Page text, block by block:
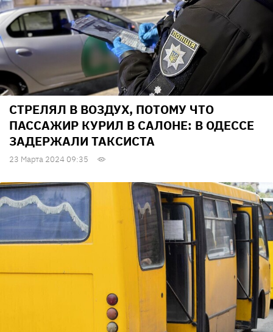
СТРЕЛЯЛ В ВОЗДУХ, ПОТОМУ ЧТО
ПАССАЖИР КУРИЛ В САЛОНЕ: В ОДЕССЕ
ЗАДЕРЖАЛИ ТАКСИСТА
23 Марта 2024 09:35